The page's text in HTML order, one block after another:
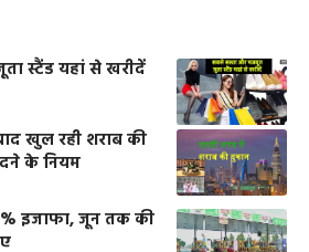
स्टैंड यहां से खरीदें
खुल रही शराब की
के नियम
इजाफा, जून तक की